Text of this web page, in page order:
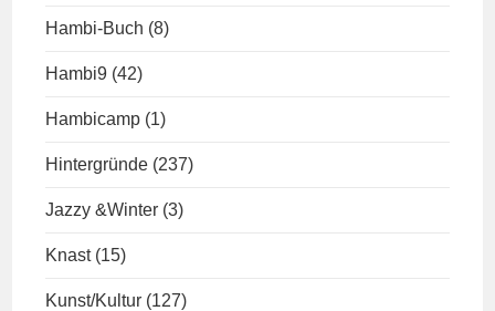
Hambi-Buch (8)
Hambi9 (42)
Hambicamp (1)
Hintergründe (237)
Jazzy &Winter (3)
Knast (15)
Kunst/Kultur (127)